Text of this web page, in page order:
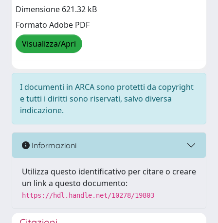
Dimensione 621.32 kB
Formato Adobe PDF
Visualizza/Apri
I documenti in ARCA sono protetti da copyright
e tutti i diritti sono riservati, salvo diversa
indicazione.
Informazioni
Utilizza questo identificativo per citare o creare
un link a questo documento:
https://hdl.handle.net/10278/19803